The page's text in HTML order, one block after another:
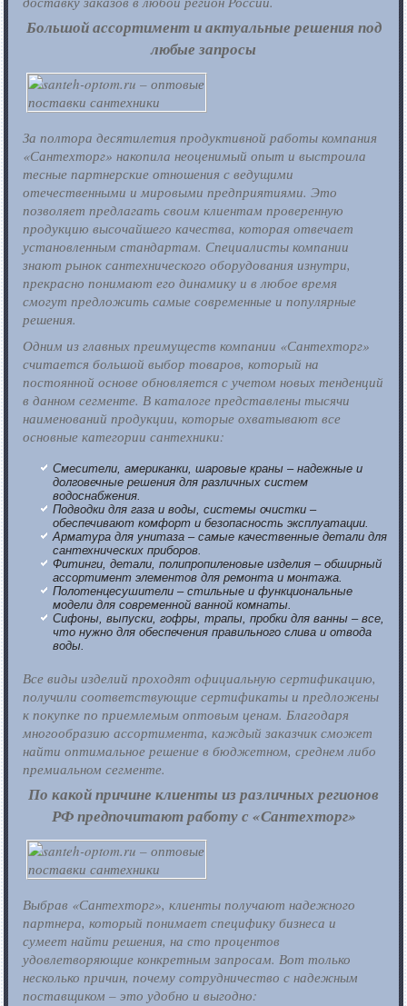
Большой ассортимент и актуальные решения под
любые запросы
За полтора десятилетия продуктивной работы компания
«Сантехторг» накопила неоценимый опыт и выстроила
тесные партнерские отношения с ведущими
отечественными и мировыми предприятиями. Это
позволяет предлагать своим клиентам проверенную
продукцию высочайшего качества, которая отвечает
установленным стандартам. Специалисты компании
знают рынок сантехнического оборудования изнутри,
прекрасно понимают его динамику и в любое время
смогут предложить самые современные и популярные
решения.
Одним из главных преимуществ компании «Сантехторг»
считается большой выбор товаров, который на
постоянной основе обновляется с учетом новых тенденций
в данном сегменте. В каталоге представлены тысячи
наименований продукции, которые охватывают все
основные категории сантехники:
Смесители, американки, шаровые краны – надежные и
долговечные решения для различных систем
водоснабжения.
Подводки для газа и воды, системы очистки –
обеспечивают комфорт и безопасность эксплуатации.
Арматура для унитаза – самые качественные детали для
сантехнических приборов.
Фитинги, детали, полипропиленовые изделия – обширный
ассортимент элементов для ремонта и монтажа.
Полотенцесушители – стильные и функциональные
модели для современной ванной комнаты.
Сифоны, выпуски, гофры, трапы, пробки для ванны – все,
что нужно для обеспечения правильного слива и отвода
воды.
Все виды изделий проходят официальную сертификацию,
получили соответствующие сертификаты и предложены
к покупке по приемлемым оптовым ценам. Благодаря
многообразию ассортимента, каждый заказчик сможет
найти оптимальное решение в бюджетном, среднем либо
премиальном сегменте.
По какой причине клиенты из различных регионов
РФ предпочитают работу с «Сантехторг»
Выбрав «Сантехторг», клиенты получают надежного
партнера, который понимает специфику бизнеса и
сумеет найти решения, на сто процентов
удовлетворяющие конкретным запросам. Вот только
несколько причин, почему сотрудничество с надежным
поставщиком – это удобно и выгодно: